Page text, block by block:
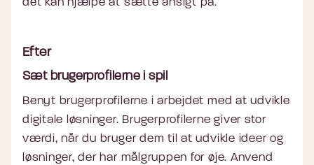
Efter
Sæt brugerprofilerne i spil
Benyt brugerprofilerne i arbejdet med at udvikle
digitale løsninger. Brugerprofilerne giver stor
værdi, når du bruger dem til at udvikle ideer og
løsninger, der har målgruppen for øje. Anvend